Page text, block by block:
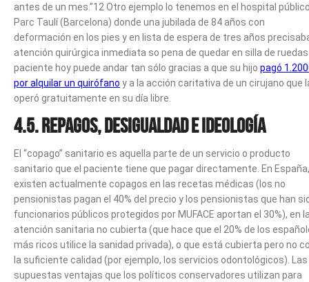
antes de un mes.”12 Otro ejemplo lo tenemos en el hospital
Parc Taulí (Barcelona) donde una jubilada de 84 años con
deformación en los pies y en lista de espera de tres años
atención quirúrgica inmediata so pena de quedar en silla de
paciente hoy puede andar tan sólo gracias a que su hijo pagó
por alquilar un quirófano y a la acción caritativa de un cirujano que
operó gratuitamente en su día libre.
4.5. Repagos, desigualdad e ideología
El “copago” sanitario es aquella parte de un servicio o producto
sanitario que el paciente tiene que pagar directamente. En España,
existen actualmente copagos en las recetas médicas (los no
pensionistas pagan el 40% del precio y los pensionistas que han
funcionarios públicos protegidos por MUFACE aportan el 30%), en
atención sanitaria no cubierta (que hace que el 20% de los
más ricos utilice la sanidad privada), o que está cubierta pero no
la suficiente calidad (por ejemplo, los servicios odontológicos). Las
supuestas ventajas que los políticos conservadores utilizan para